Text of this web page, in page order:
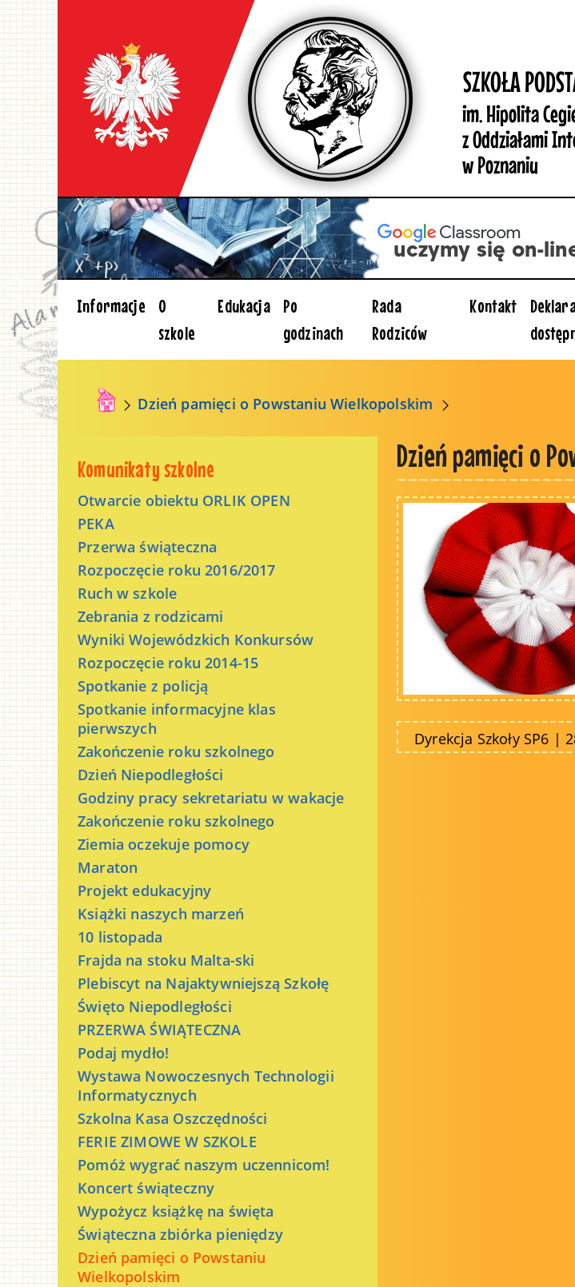
Informacje
O
szkole
Edukacja
Po
godzinach
Rada
Rodziców
Kontakt
Dzień pamięci o Powstaniu Wielkopolskim
Komunikaty szkolne
Otwarcie obiektu ORLIK OPEN
PEKA
Przerwa świąteczna
Rozpoczęcie roku 2016/2017
Ruch w szkole
Zebrania z rodzicami
Wyniki Wojewódzkich Konkursów
Rozpoczęcie roku 2014-15
Spotkanie z policją
Spotkanie informacyjne klas
pierwszych
Zakończenie roku szkolnego
Dzień Niepodległości
Godziny pracy sekretariatu w wakacje
Zakończenie roku szkolnego
Ziemia oczekuje pomocy
Maraton
Projekt edukacyjny
Książki naszych marzeń
10 listopada
Frajda na stoku Malta-ski
Plebiscyt na Najaktywniejszą Szkołę
Święto Niepodległości
PRZERWA ŚWIĄTECZNA
Podaj mydło!
Wystawa Nowoczesnych Technologii
Informatycznych
Szkolna Kasa Oszczędności
FERIE ZIMOWE W SZKOLE
Pomóż wygrać naszym uczennicom!
Koncert świąteczny
Wypożycz książkę na święta
Świąteczna zbiórka pieniędzy
Dzień pamięci o Powstaniu
Wielkopolskim
Dzień pamięci o
Dyrekcja Szkoły SP6 |